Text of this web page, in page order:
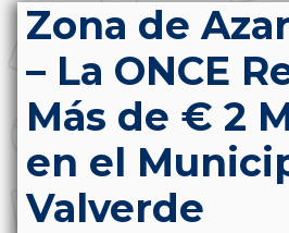
Zona de
– La ONCE
Más de € 2
en el
Valverde